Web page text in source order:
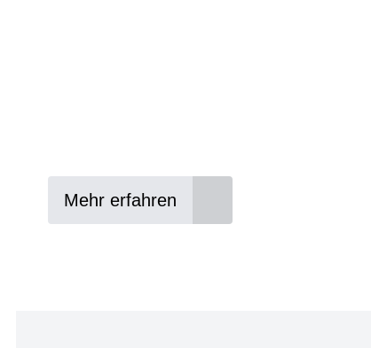
Mehr erfahren